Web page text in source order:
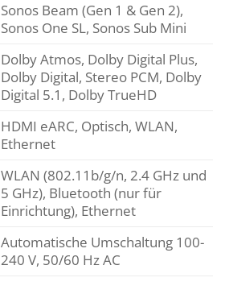
Sonos Beam (Gen 1 & Gen 2),
Sonos One SL, Sonos Sub Mini
Dolby Atmos, Dolby Digital Plus,
Dolby Digital, Stereo PCM, Dolby
Digital 5.1, Dolby TrueHD
HDMI eARC, Optisch, WLAN,
Ethernet
WLAN (802.11b/g/n, 2.4 GHz und
5 GHz), Bluetooth (nur für
Einrichtung), Ethernet
Automatische Umschaltung 100-
240 V, 50/60 Hz AC